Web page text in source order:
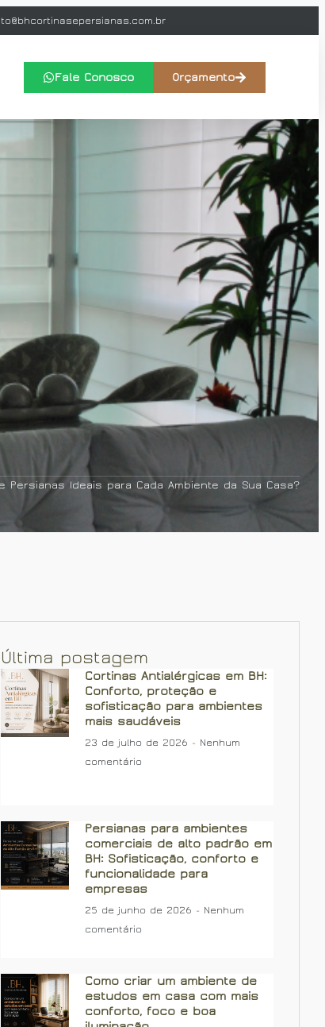
Fale Conosco Orçamento
Persianas Ideais para Cada Ambiente da Sua Casa?
Última postagem
Cortinas Antialérgicas em BH:
Conforto, proteção e
sofisticação para ambientes
mais saudáveis
23 de julho de 2026
Nenhum
comentário
Persianas para ambientes
comerciais de alto padrão em
BH: Sofisticação, conforto e
funcionalidade para
empresas
25 de junho de 2026
Nenhum
comentário
Como criar um ambiente de
estudos em casa com mais
conforto, foco e boa